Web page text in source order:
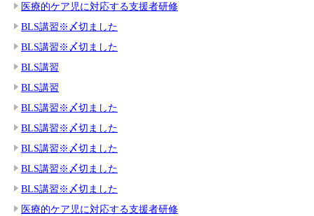
医療的ケア児に対応する支援者研修
BLS講習※〆切ました
BLS講習※〆切ました
BLS講習
BLS講習
BLS講習※〆切ました
BLS講習※〆切ました
BLS講習※〆切ました
BLS講習※〆切ました
BLS講習※〆切ました
医療的ケア児に対応する支援者研修